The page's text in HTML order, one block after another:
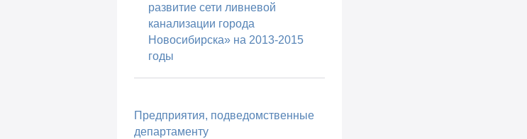
развитие сети ливневой
канализации города
Новосибирска» на 2013-2015
годы
Предприятия, подведомственные
департаменту